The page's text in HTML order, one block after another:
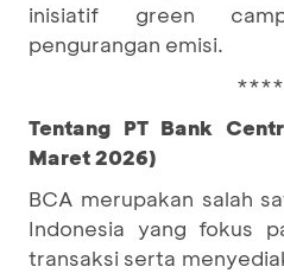
inisiatif green
pengurangan emisi.
Tentang PT Bank
Maret 2026)
BCA merupakan salah
Indonesia yang fokus
transaksi serta